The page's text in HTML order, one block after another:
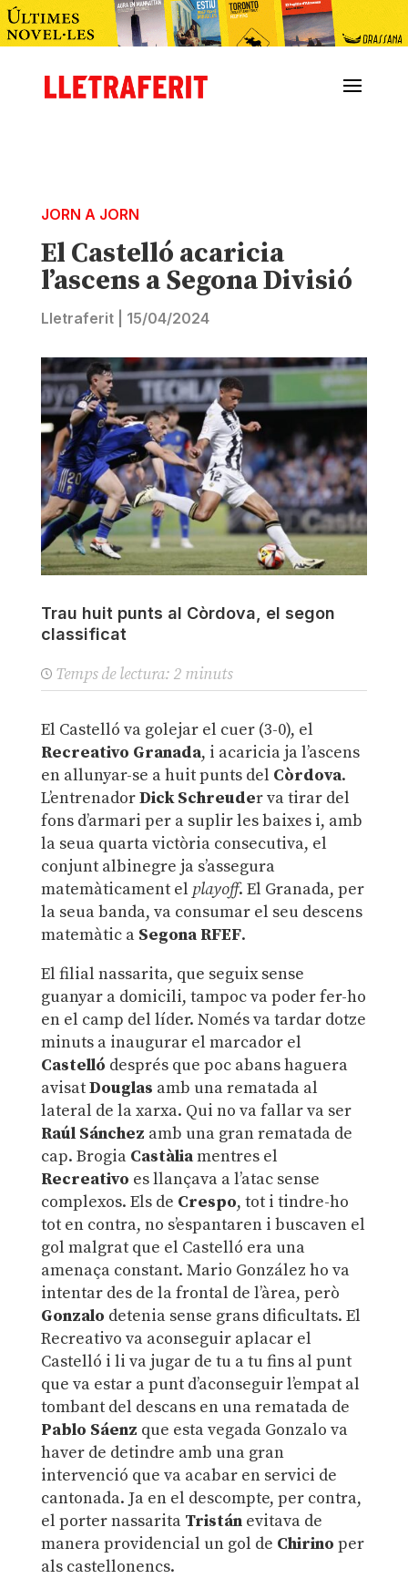
JORN A JORN
El Castelló acaricia
l’ascens a Segona Divisió
Lletraferit| 15/04/2024
Trau huit punts al Còrdova, el segon
classificat
Temps de lectura: 2 minuts
El Castelló va golejar el cuer (3-0), el
Recreativo Granada, i acaricia ja l’ascens
en allunyar-se a huit punts del Còrdova.
L’entrenadorDick Schreuder va tirar del
fons d’armari per a suplir les baixes i, amb
la seua quarta victòria consecutiva, el
conjunt albinegre ja s’assegura
matemàticament el playoff. El Granada, per
la seua banda, va consumar el seu descens
matemàtic a Segona RFEF.
El filial nassarita, que seguix sense
guanyar a domicili, tampoc va poder fer-ho
en el camp del líder. Només va tardar dotze
minuts a inaugurar el marcador el
Castelló després que poc abans haguera
avisatDouglas amb una rematada al
lateral de la xarxa. Qui no va fallar va ser
Raúl Sánchez amb una gran rematada de
cap. Brogia Castàliamentres el
Recreativo es llançava a l’atac sense
complexos. Els de Crespo, tot i tindre-ho
tot en contra, no s’espantaren i buscaven el
gol malgrat que el Castelló era una
amenaça constant. Mario González ho va
intentar des de la frontal de l’àrea, però
Gonzalo detenia sense grans dificultats. El
Recreativo va aconseguir aplacar el
Castelló i li va jugar de tu a tu fins al punt
que va estar a punt d’aconseguir l’empat al
tombant del descans en una rematada de
Pablo Sáenz que esta vegada Gonzalo va
haver de detindre amb una gran
intervenció que va acabar en servici de
cantonada. Ja en el descompte, per contra,
el porter nassarita Tristánevitava de
manera providencial un gol de Chirino per
als castellonencs.